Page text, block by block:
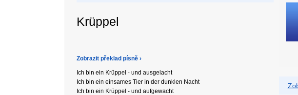
Krüppel
Zobrazit překlad písně ›
Ich bin ein Krüppel - und ausgelacht
Ich bin ein einsames Tier in der dunklen Nacht
Ich bin ein Krüppel - und aufgewacht